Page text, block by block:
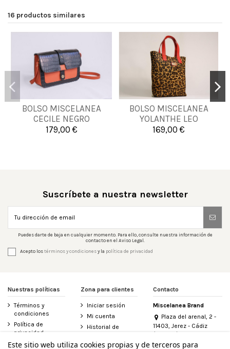
16 productos similares
BOLSO MISCELANEA
CECILE NEGRO
179,00 €
UNICA
Añadir al carrito
BOLSO MISCELANEA
YOLANTHE LEO
169,00 €
UNICA
Añadir al carrito
Suscríbete a nuestra newsletter
Puedes darte de baja en cualquier momento. Para ello, consulte nuestra información de
contacto en el Aviso Legal.
Acepto lostérminos y condicionesy la política de privacidad
Nuestras políticas
Términos y
condiciones
Política de
privacidad
Aviso legal
Zona para clientes
Iniciar sesión
Mi cuenta
Historial de
Contacte con
Contacto
Miscelanea Brand
Plaza del arenal, 2 -
11403, Jerez - Cádiz
(España)
956 155 340
Este sitio web utiliza cookies propias y de terceros para